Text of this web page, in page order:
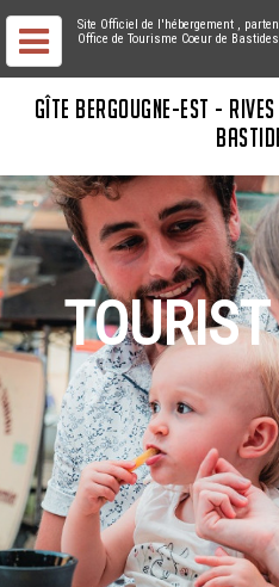
Site Officiel de l'hébergement ,
Office de Tourisme Coeur de Bastides
GÎTE BERGOUGNE-EST -